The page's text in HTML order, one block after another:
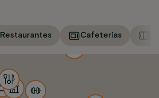
Restaurantes Cafeterías